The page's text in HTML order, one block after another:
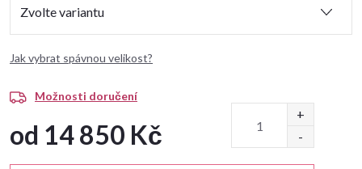
Jak vybrat spávnou velikost?
Možnosti doručení
od 14 850 Kč